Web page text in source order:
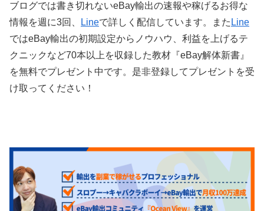
ブログでは書き切れないeBay輸出の速報や稼げるお得な
情報を週に3回、
Lineで詳しく配信しています。また Line
ではeBay輸出の初期設定からノウハウ、利益を上げるテ
クニックなど70本以上を収録した教材『eBay解体新書』
を無料でプレゼント中です。是非登録してプレゼントを受
け取ってください！